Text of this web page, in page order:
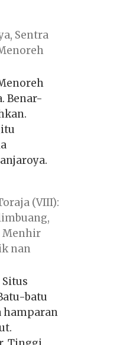
Sentra
Benar-
(VIII):
Menhir
nan
batu
hamparan